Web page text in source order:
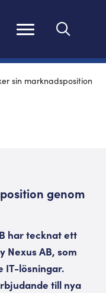
sin marknadsposition
genom
har tecknat ett
Nexus AB, som
IT-lösningar.
till nya